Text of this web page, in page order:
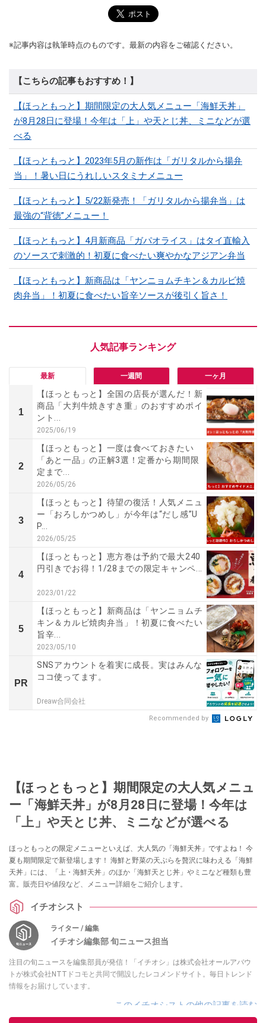
※記事内容は執筆時点のものです。最新の内容をご確認ください。
【こちらの記事もおすすめ！】
【ほっともっと】期間限定の大人気メニュー「海鮮天丼」
が8月28日に登場！今年は「上」や天とじ丼、ミニなどが選
べる
【ほっともっと】2023年5月の新作は「ガリタルから揚弁
当」！暑い日にうれしいスタミナメニュー
【ほっともっと】5/22新発売！「ガリタルから揚弁当」は
最強の“背徳”メニュー！
【ほっともっと】4月新商品「ガパオライス」はタイ直輸入
のソースで刺激的！初夏に食べたい爽やかなアジアン弁当
【ほっともっと】新商品は「ヤンニョムチキン＆カルビ焼
肉弁当」！初夏に食べたい旨辛ソースが後引く旨さ！
最新 一週間 一ヶ月
1
【ほっともっと】全国の店長が選んだ！新
商品「大判牛焼きすき重」のおすすめポイ
ント...
2025/06/19
2
【ほっともっと】一度は食べておきたい
「あと一品」の正解3選！定番から期間限
定まで...
2026/05/26
3
【ほっともっと】待望の復活！人気メニュ
ー「おろしかつめし」が今年は“だし感”U
P...
2026/05/25
4
【ほっともっと】恵方巻は予約で最大240
円引きでお得！1/28までの限定キャンペ...
2023/01/22
5
【ほっともっと】新商品は「ヤンニョムチ
キン＆カルビ焼肉弁当」！初夏に食べたい
旨辛...
2023/05/10
PR
SNSアカウントを着実に成長。実はみんな
ココ使ってます。
Dreaw合同会社
Recommended by
【ほっともっと】期間限定の大人気メニュ
ー「海鮮天丼」が8月28日に登場！今年は
「上」や天とじ丼、ミニなどが選べる
ほっともっとの限定メニューといえば、大人気の「海鮮天丼」ですよね！ 今
夏も期間限定で新登場します！ 海鮮と野菜の天ぷらを贅沢に味わえる「海鮮
天丼」には、「上・海鮮天丼」のほか「海鮮天とじ丼」やミニなど種類も豊
富。販売日や値段など、メニュー詳細をご紹介します。
イチオシスト
ライター / 編集
イチオシ編集部 旬ニュース担当
注目の旬ニュースを編集部員が発信！「イチオシ」は株式会社オールアバウ
トが株式会社NTTドコモと共同で開設したレコメンドサイト。毎日トレンド
情報をお届けしています。
このイチオシストの他の記事を読む